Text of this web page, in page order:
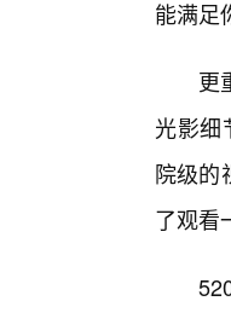
能满足
更
光影细
院级的
了观看